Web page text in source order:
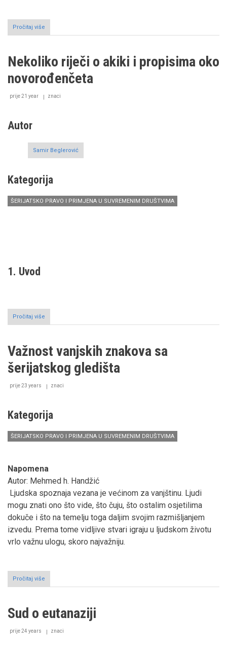
Pročitaj više
Institucija
služba
u
pravu
Nekoliko riječi o akiki i propisima oko
novorođenčeta
prije 21 year znaci
Autor
Samir Beglerović
Kategorija
ŠERIJATSKO PRAVO I PRIMJENA U SUVREMENIM DRUŠTVIMA
1. Uvod
Pročitaj više
Nekoliko
akiki
propisima
novorođenčeta
Važnost vanjskih znakova sa
šerijatskog gledišta
prije 23 years znaci
Kategorija
ŠERIJATSKO PRAVO I PRIMJENA U SUVREMENIM DRUŠTVIMA
Napomena
Autor: Mehmed h. Handžić
Ljudska spoznaja vezana je većinom za vanjštinu. Ljudi
mogu znati ono što vide, što čuju, što ostalim osjetilima
dokuče i što na temelju toga daljim svojim razmišljanjem
izvedu. Prema tome vidljive stvari igraju u ljudskom životu
vrlo važnu ulogu, skoro najvažniju.
Pročitaj više
Važnost
sa
gledišta
Sud o eutanaziji
prije 24 years znaci